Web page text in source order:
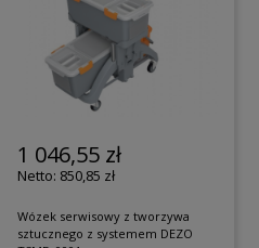
1 046,55 zł
850,85 zł
Wózek serwisowy z tworzywa
sztucznego z systemem DEZO